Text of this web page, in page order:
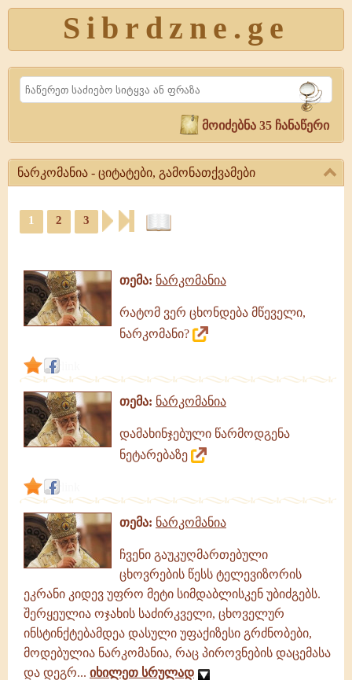
Sibrdzne.ge
Search
მოიძებნა 35 ჩანაწერი
ნარკომანია - ციტატები, გამონათქვამები
ციტატები,
გამონათქვამები,
ციტატები
გამონათქვამები
1 2 3
თემა: ნარკომანია
რატომ ვერ ცხონდება მწეველი,
ნარკომანი?
თემა: ნარკომანია
დამახინჯებული წარმოდგენა
ნეტარებაზე
თემა: ნარკომანია
ჩვენი გაუკუღმართებული
ცხოვრების წესს ტელევიზორის
ეკრანი კიდევ უფრო მეტი სიმდაბლისკენ უბიძგებს.
შერყეულია ოჯახის საძირკველი, ცხოველურ
ინსტინქტებამდეა დასული უფაქიზესი გრძნობები,
მოდებულია ნარკომანია, რაც პიროვნების დაცემასა
და დეგრ... იხილეთ სრულად